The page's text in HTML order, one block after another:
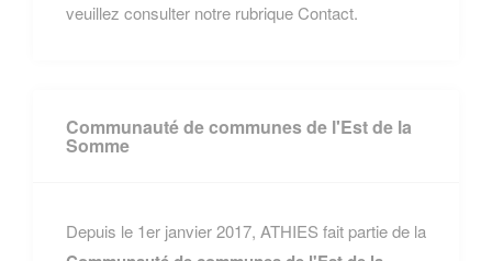
veuillez consulter notre rubrique Contact.
Communauté de communes de l'Est de la
Somme
Depuis le 1er janvier 2017, ATHIES fait partie de la